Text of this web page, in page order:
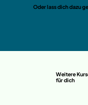
Oder lass dich dazu
Weitere
für dich